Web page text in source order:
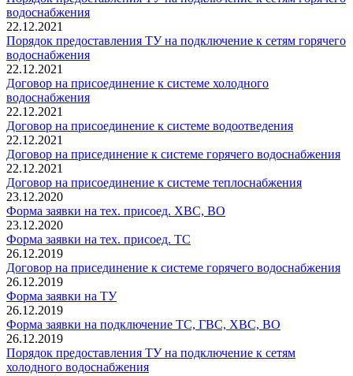
водоснабжения
22.12.2021
Порядок предоставления ТУ на подключение к сетям горячего
водоснабжения
22.12.2021
Договор на присоединение к системе холодного
водоснабжения
22.12.2021
Договор на присоединение к системе водоотведения
22.12.2021
Договор на присединение к системе горячего водоснабжения
22.12.2021
Договор на присоединение к системе теплоснабжения
23.12.2020
Форма заявки на тех. присоед. ХВС, ВО
23.12.2020
Форма заявки на тех. присоед. ТС
26.12.2019
Договор на присединение к системе горячего водоснабжения
26.12.2019
Форма заявки на ТУ
26.12.2019
Форма заявки на подключение ТС, ГВС, ХВС, ВО
26.12.2019
Порядок предоставления ТУ на подключение к сетям
холодного водоснабжения